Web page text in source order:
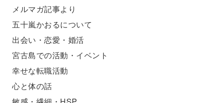
メルマガ記事より
五十嵐かおるについて
出会い・恋愛・婚活
宮古島での活動・イベント
幸せな転職活動
心と体の話